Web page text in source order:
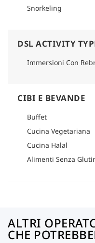
Snorkeling
DSL ACTIVITY
Immersioni Con
CIBI E BEVANDE
Buffet
Cucina Vegetariana
Cucina Halal
Alimenti Senza
ALTRI
CHE